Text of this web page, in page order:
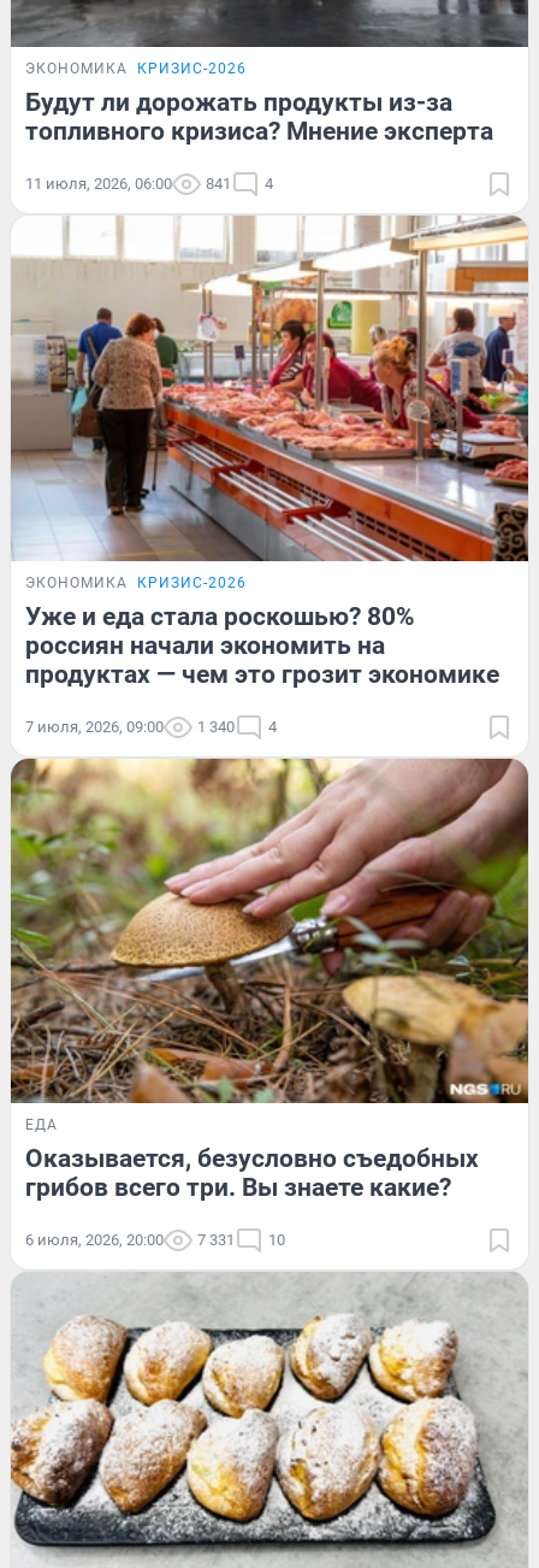
ЭКОНОМИКА КРИЗИС-2026
Будут ли дорожать продукты из-за
топливного кризиса? Мнение эксперта
11 июля, 2026, 06:00 841 4
ЭКОНОМИКА КРИЗИС-2026
Уже и еда стала роскошью? 80%
россиян начали экономить на
продуктах — чем это грозит экономике
7 июля, 2026, 09:00 1 340 4
ЕДА
Оказывается, безусловно съедобных
грибов всего три. Вы знаете какие?
6 июля, 2026, 20:00 7 331 10